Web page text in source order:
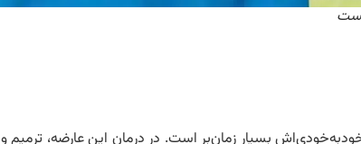
بسیار زمان‌بر است. در درمان این عارضه، ترمیم و